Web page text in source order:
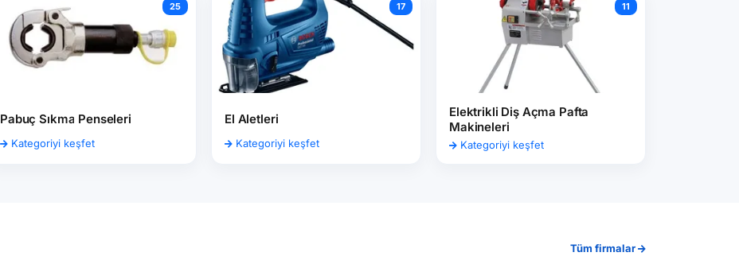
25
Pabuç Sıkma Penseleri
Kategoriyi keşfet
17
El Aletleri
Kategoriyi keşfet
11
Elektrikli Diş Açma Pafta
Makineleri
Kategoriyi keşfet
Tüm firmalar